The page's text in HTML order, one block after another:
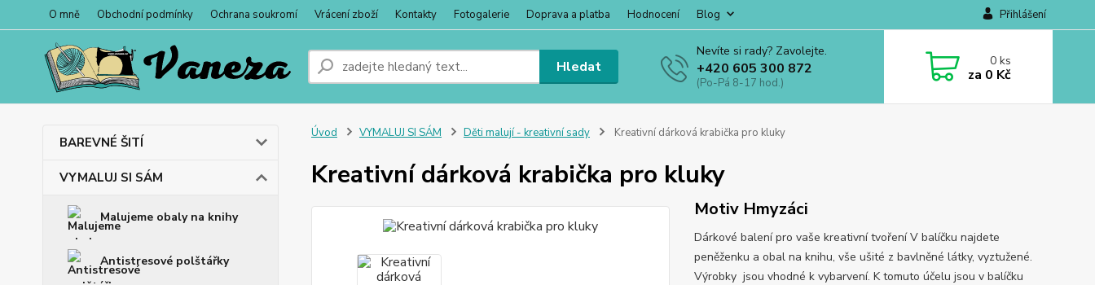
O mně Obchodní podmínky Ochrana soukromí Vrácení zboží Kontakty Fotogalerie Doprava a platba Hodnocení Blog Přihlášení
Hledat
Nevíte si rady? Zavolejte.
+420 605 300 872
(Po-Pá 8-17 hod.)
0ks
za 0 Kč
BAREVNÉ ŠITÍ
VYMALUJ SI SÁM
Malujeme obaly na knihy
Antistresové polštářky
Úvod VYMALUJ SI SÁM Děti malují - kreativní sady Kreativní dárková krabička pro kluky
Kreativní dárková krabička pro kluky
Motiv Hmyzáci
Dárkové balení pro vaše kreativní tvoření V balíčku najdete
peněženku a obal na knihu, vše ušité z bavlněné látky, vyztužené.
Výrobky jsou vhodné k vybarvení. K tomuto účelu jsou v balíčku